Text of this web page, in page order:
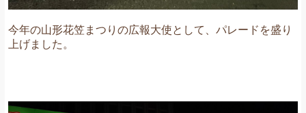
今年の山形花笠まつりの広報大使として、パレードを盛り
上げました。